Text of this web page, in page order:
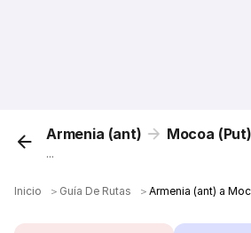
Armenia (ant) Mocoa (Put)
...
Inicio ＞ Guía De Rutas ＞Armenia (ant) a